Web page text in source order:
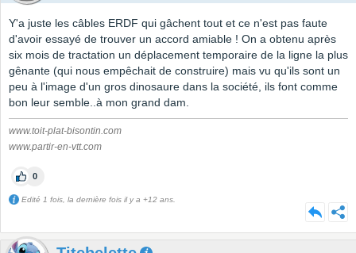
Y'a juste les câbles ERDF qui gâchent tout et ce n'est pas faute
d'avoir essayé de trouver un accord amiable ! On a obtenu après
six mois de tractation un déplacement temporaire de la ligne la plus
gênante (qui nous empêchait de construire) mais vu qu'ils sont un
peu à l'image d'un gros dinosaure dans la société, ils font comme
bon leur semble..à mon grand dam.
www.toit-plat-bisontin.com
www.partir-en-vtt.com
0
Edité 1 fois, la dernière fois il y a +12 ans.